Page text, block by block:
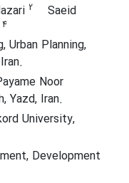
2
Saeid
4
Urban Planning,
Noor
Yazd, Iran.
University,
Development